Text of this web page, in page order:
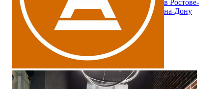
в Ростове-
на-Дону
Ремонт жилой комнаты в студии